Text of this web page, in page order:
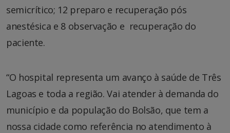
semicrítico; 12 preparo e recuperação pós
anestésica e 8 observação e recuperação do
paciente.
“O hospital representa um avanço à saúde de Três
Lagoas e toda a região. Vai atender à demanda do
município e da população do Bolsão, que tem a
nossa cidade como referência no atendimento à